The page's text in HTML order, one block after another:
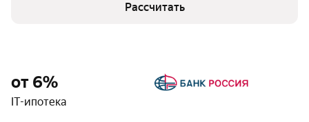
Рассчитать
от 6%
IT-ипотека